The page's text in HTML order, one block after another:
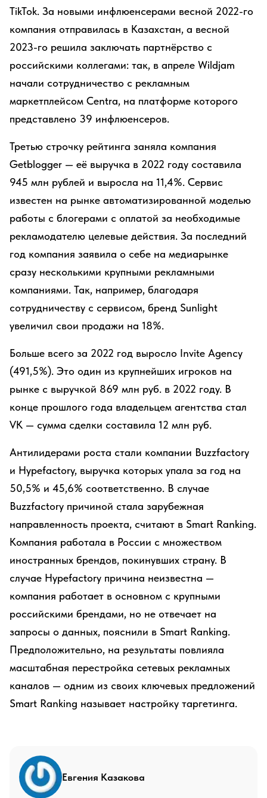
TikTok. За новыми инфлюенсерами весной 2022-го
компания отправилась в Казахстан, а весной
2023-го решила заключать партнёрство с
российскими коллегами: так, в апреле Wildjam
начали сотрудничество с рекламным
маркетплейсом Centra, на платформе которого
представлено 39 инфлюенсеров.
Третью строчку рейтинга заняла компания
Getblogger — её выручка в 2022 году составила
945 млн рублей и выросла на 11,4%. Сервис
известен на рынке автоматизированной моделью
работы с блогерами с оплатой за необходимые
рекламодателю целевые действия. За последний
год компания заявила о себе на медиарынке
сразу несколькими крупными рекламными
компаниями. Так, например, благодаря
сотрудничеству с сервисом, бренд Sunlight
увеличил свои продажи на 18%.
Больше всего за 2022 год выросло Invite Agency
(491,5%). Это один из крупнейших игроков на
рынке с выручкой 869 млн руб. в 2022 году. В
конце прошлого года владельцем агентства стал
VK — сумма сделки составила 12 млн руб.
Антилидерами роста стали компании Buzzfactory
и Hypefactory, выручка которых упала за год на
50,5% и 45,6% соответственно. В случае
Buzzfactory причиной стала зарубежная
направленность проекта, считают в Smart Ranking.
Компания работала в России с множеством
иностранных брендов, покинувших страну. В
случае Hypefactory причина неизвестна —
компания работает в основном с крупными
российскими брендами, но не отвечает на
запросы о данных, пояснили в Smart Ranking.
Предположительно, на результаты повлияла
масштабная перестройка сетевых рекламных
каналов — одним из своих ключевых предложений
Smart Ranking называет настройку таргетинга.
Евгения Казакова